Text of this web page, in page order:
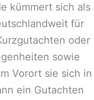
kümmert sich als
für
oder
sowie
Vorort sie sich in
ein Gutachten